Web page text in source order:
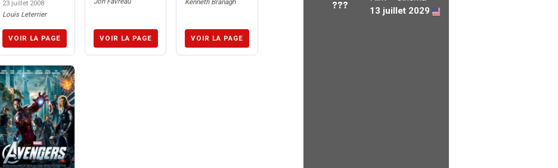
23 juillet 2008
Louis Leterrier
VOIR LA PAGE VOIR LA PAGE VOIR LA PAGE
???
13 juillet 2029